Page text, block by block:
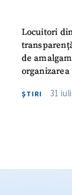
Locuitori
de
ŞTIRI 31